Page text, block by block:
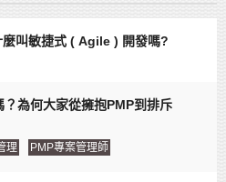
麼叫敏捷式 ( Agile ) 開發嗎?
？為何大家從擁抱PMP到排斥
理 PMP專案管理師